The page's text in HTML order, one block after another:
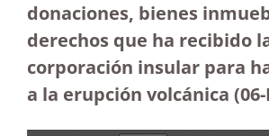
donaciones, bienes
derechos que ha recibido
corporación insular para
a la erupción volcánica (06-